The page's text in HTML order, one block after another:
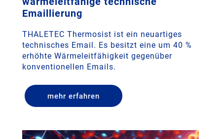
Emaillierung
THALETEC Thermosist ist ein neuartiges
technisches Email. Es besitzt eine um 40 %
erhöhte Wärmeleitfähigkeit gegenüber
konventionellen Emails.
mehr erfahren